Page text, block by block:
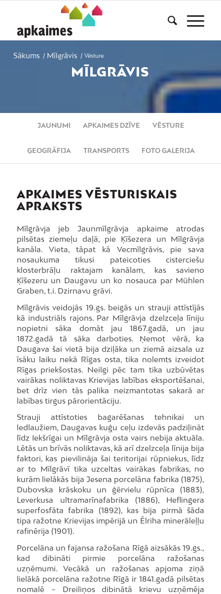
Sākums / Mīlgrāvis / Vēsture
MĪLGRĀVIS
JAUNUMI APKAIMES DZĪVE VĒSTURE
ĢEOGRĀFIJA TRANSPORTS FOTO GALERIJA
APKAIMES VĒSTURISKAIS
APRAKSTS
Mīlgrāvja jeb Jaunmīlgrāvja apkaime atrodas
pilsētas ziemeļu daļā, pie Ķīšezera un Mīlgrāvja
kanāla. Vieta, tāpat kā Vecmīlgrāvis, pie sava
nosaukuma tikusi pateicoties cisterciešu
klosterbrāļu raktajam kanālam, kas savieno
Ķīšezeru un Daugavu un ko nosauca par Mühlen
Graben, t.i. Dzirnavu grāvi.
Mīlgrāvis veidojās 19.gs. beigās un strauji attīstījās
kā industriāls rajons. Par Mīlgrāvja dzelzceļa līniju
nopietni sāka domāt jau 1867.gadā, un jau
1872.gadā tā sāka darboties. Ņemot vērā, ka
Daugava šai vietā bija dziļāka un ziemā aizsala uz
īsāku laiku nekā Rīgas osta, tika nolemts izveidot
Rīgas priekšostas. Neilgi pēc tam tika uzbūvētas
vairākas noliktavas Krievijas labības eksportēšanai,
bet drīz vien tās palika neizmantotas sakarā ar
labības tirgus pārorientāciju.
Strauji attīstoties bagarēšanas tehnikai un
ledlaužiem, Daugavas kuģu ceļu izdevās padziļināt
līdz Iekšrīgai un Mīlgrāvja osta vairs nebija aktuāla.
Lētās un brīvās noliktavas, kā arī dzelzceļa līnija bija
faktori, kas pievilināja šai teritorijai rūpniekus, līdz
ar to Mīlgrāvī tika uzceltas vairākas fabrikas, no
kurām lielākās bija Jesena porcelāna fabrika (1875),
Dubovska krāskoku un ģērvielu rūpnīca (1883),
Leverkusa ultramarīnafabrika (1886), Heflingera
superfosfāta fabrika (1892), kas bija pirmā šāda
tipa ražotne Krievijas impērijā un Ēlriha minerāleļļu
rafinērija (1901).
Porcelāna un fajansa ražošana Rīgā aizsākās 19.gs.,
kad dibināti pirmie porcelāna ražošanas
uzņēmumi. Vecākā un ražošanas apjoma ziņā
lielākā porcelāna ražotne Rīgā ir 1841.gadā pilsētas
nomalē – Dreiliņos dibinātā krievu uzņēmēja